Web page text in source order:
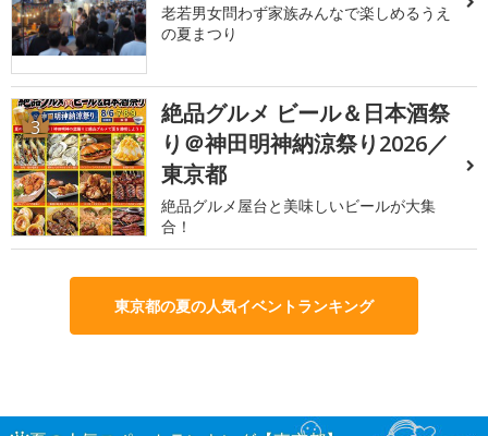
老若男女問わず家族みんなで楽しめるうえ
の夏まつり
3
絶品グルメ ビール＆日本酒祭
り＠神田明神納涼祭り2026／
東京都
絶品グルメ屋台と美味しいビールが大集
合！
東京都の夏の人気イベントランキング